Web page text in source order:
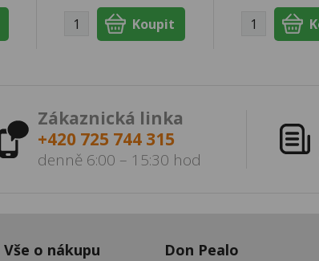
Zákaznická linka
+420 725 744 315
denně 6:00 – 15:30 hod
Vše o nákupu Don Pealo